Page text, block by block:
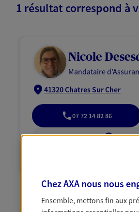
1 résultat correspond à
Nicole
Mandataire
41320 Chatres Sur Cher
07 72 14 82 86
VOIR
Chez AXA nous nous
Ensemble, mettons fin aux